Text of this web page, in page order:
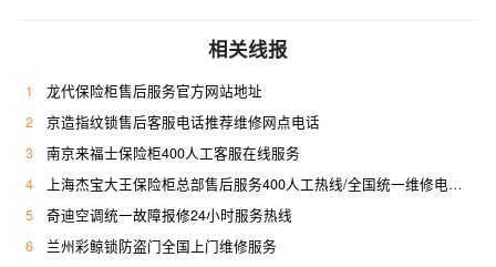
相关线报
1
龙代保险柜售后服务官方网站地址
2
京造指纹锁售后客服电话推荐维修网点电话
3
南京来福士保险柜400人工客服在线服务
4
上海杰宝大王保险柜总部售后服务400人工热线/全国统一维修电话是多少
5
奇迪空调统一故障报修24小时服务热线
6
兰州彩鲸锁防盗门全国上门维修服务